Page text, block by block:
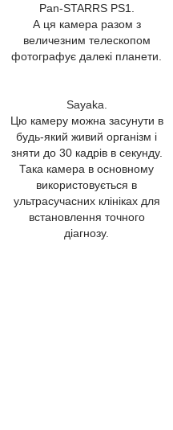
Pan-STARRS PS1.
А ця камера разом з
величезним телескопом
фотографує далекі планети.
Sayaka.
Цю камеру можна засунути в
будь-який живий організм і
зняти до 30 кадрів в секунду.
Така камера в основному
використовується в
ультрасучасних клініках для
встановлення точного
діагнозу.